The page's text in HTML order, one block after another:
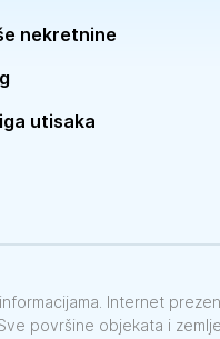
nekretnine
utisaka
Internet
površine objekata i